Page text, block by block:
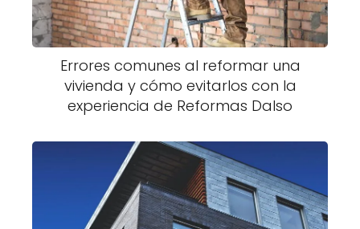
Errores comunes al reformar una
vivienda y cómo evitarlos con la
experiencia de Reformas Dalso